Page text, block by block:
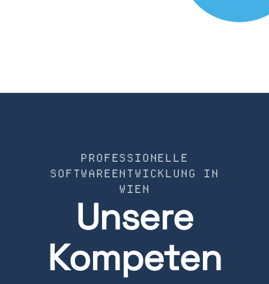
PROFESSIONELLE
SOFTWAREENTWICKLUNG IN
WIEN
Unsere
Kompeten